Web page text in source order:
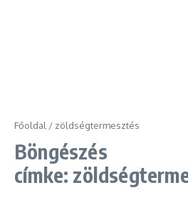
Főoldal / zöldségtermesztés
Böngészés
címke: